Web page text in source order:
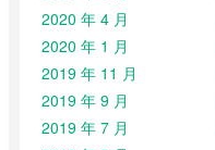
2020 年 4 月
2020 年 1 月
2019 年 11 月
2019 年 9 月
2019 年 7 月